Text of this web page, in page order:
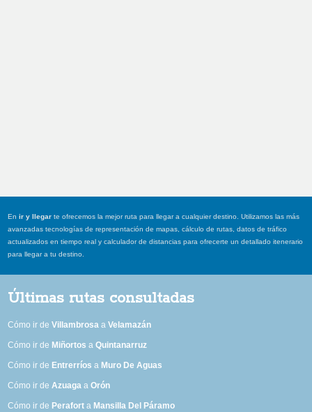
Enir y llegar te ofrecemos la mejor ruta para llegar a cualquier destino. Utilizamos las más
avanzadas tecnologías de representación de mapas, cálculo de rutas, datos de tráfico
actualizados en tiempo real y calculador de distancias para ofrecerte un detallado itenerario
para llegar a tu destino.
Últimas rutas consultadas
Cómo ir deVillambrosa aVelamazán
Cómo ir de Miñortos aQuintanarruz
Cómo ir de Entrerríos a Muro De Aguas
Cómo ir deAzuaga aOrón
Cómo ir de Perafort a Mansilla Del Páramo